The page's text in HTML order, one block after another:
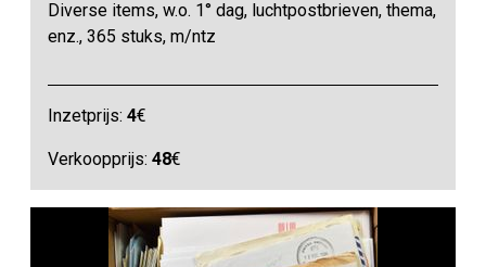
Diverse items, w.o. 1° dag, luchtpostbrieven, thema,
enz., 365 stuks, m/ntz
Inzetprijs:4€
Verkoopprijs:48€